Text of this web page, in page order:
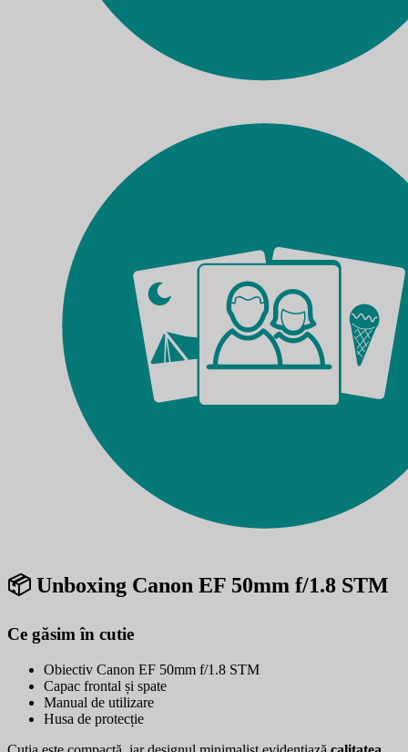
📦 Unboxing Canon EF 50mm f/1.8 STM
Ce găsim în cutie
Obiectiv Canon EF 50mm f/1.8 STM
Capac frontal și spate
Manual de utilizare
Husa de protecție